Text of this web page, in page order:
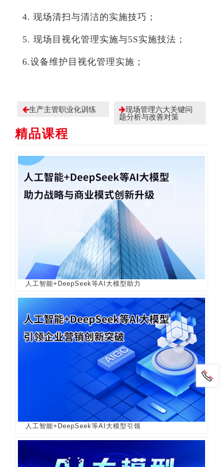
4. 现场清扫与清洁的实施技巧；
5. 现场目视化管理实施与5S实施技法；
6.设备维护目视化管理实施；
生产主管职业化训练
现场管理六大关键问
题分析与改善对策
精品课程
人工智能+DeepSeek等AI大模型助力
人工智能+DeepSeek等AI大模型引领